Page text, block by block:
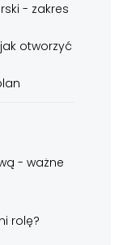
- zakres
otworzyć
- ważne
rolę?